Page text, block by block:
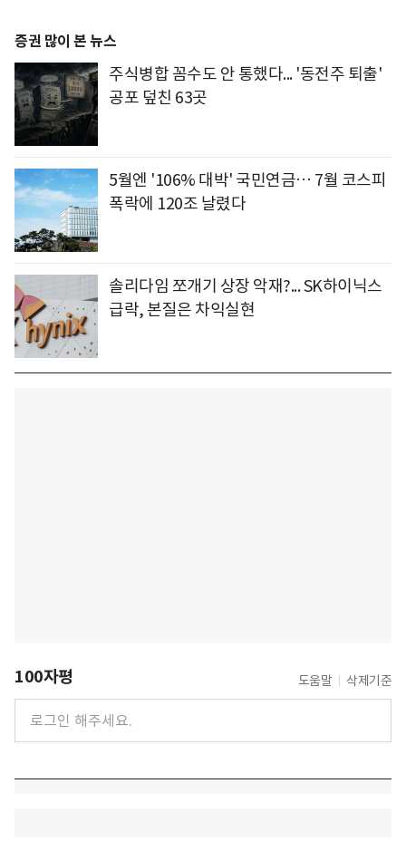
증권 많이 본 뉴스
주식병합 꼼수도 안 통했다... '동전주 퇴출'
공포 덮친 63곳
5월엔 '106% 대박' 국민연금… 7월 코스피
폭락에 120조 날렸다
솔리다임 쪼개기 상장 악재?... SK하이닉스
급락, 본질은 차익실현
100자평 도움말 삭제기준